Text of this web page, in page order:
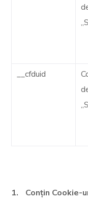
__cfduid
Conțin Cookie-